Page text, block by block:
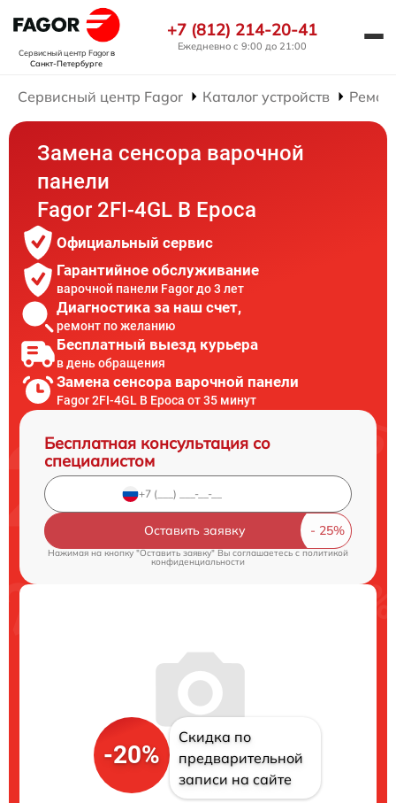
Сервисный центр Fagorв
Санкт-Петербурге
+7 (812) 214-20-41
Ежедневно с 9:00 до 21:00
Сервисный центр Fagor Каталог устройств
Замена сенсора варочной
панели
Fagor 2FI-4GL B Epoca
Официальный сервис
Гарантийное обслуживание
варочной панели Fagor до 3 лет
Диагностика за наш счет,
ремонт по желанию
Бесплатный выезд курьера
в день обращения
Замена сенсора варочной панели
Fagor 2FI-4GL B Epoca от 35 минут
Бесплатная консультация со
специалистом
Оставить заявку
Нажимая на кнопку "Оставить заявку" Вы соглашаетесь cполитикой
конфиденциальности
-20%
Скидка по
предварительной
записи на сайте